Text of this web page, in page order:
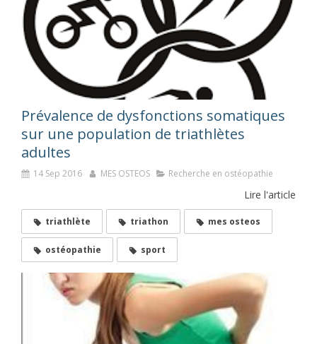
Prévalence de dysfonctions somatiques
sur une population de triathlètes
adultes
14 Sep 2016 MES OSTEOS Recherche en ostéopathie
Lire l'article
triathlète triathon mes osteos
ostéopathie sport